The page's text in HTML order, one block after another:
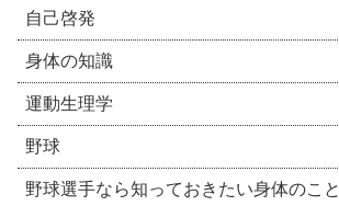
自己啓発
身体の知識
運動生理学
野球
野球選手なら知っておきたい身体のこと